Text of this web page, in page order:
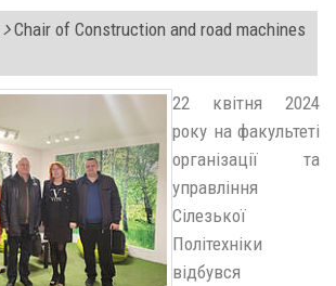
Chair of Construction and road machines
22 квітня 2024
року на факультеті
організації та
управління
Сілезької
Політехніки
відбувся